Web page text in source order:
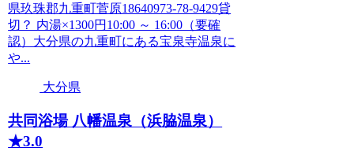
県玖珠郡九重町菅原18640973-78-9429貸
切？ 内湯×1300円10:00 ～ 16:00（要確
認）大分県の九重町にある宝泉寺温泉に
や...
大分県
共同浴場 八幡温泉（浜脇温泉）
★3.0